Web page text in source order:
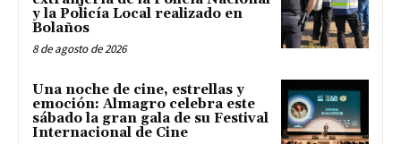
y la Policía Local realizado en
Bolaños
8 de agosto de 2026
Una noche de cine, estrellas y
emoción: Almagro celebra este
sábado la gran gala de su Festival
Internacional de Cine